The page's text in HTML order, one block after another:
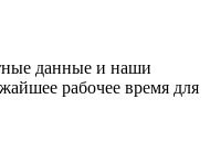
данные и наши
рабочее время для